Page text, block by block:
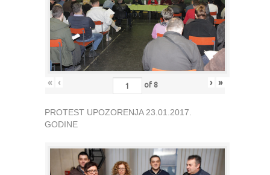
« ‹ of 8 › »
PROTEST UPOZORENJA 23.01.2017.
GODINE